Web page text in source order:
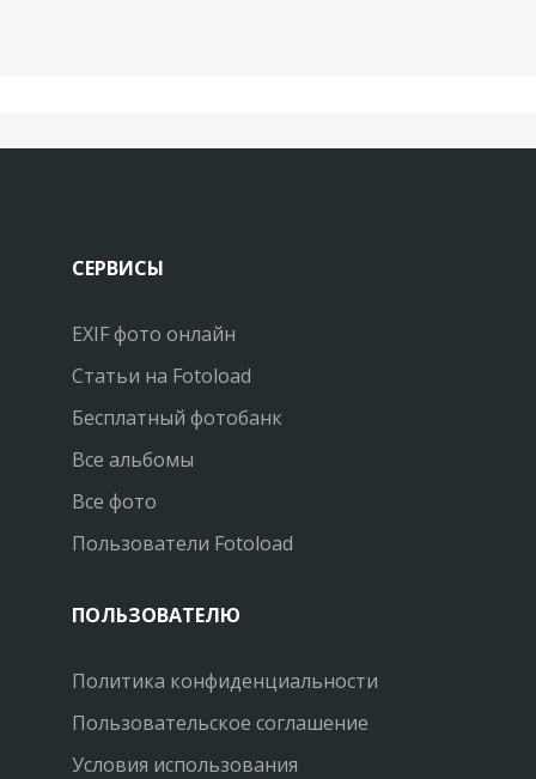
СЕРВИСЫ
EXIF фото онлайн
Статьи на Fotoload
Бесплатный фотобанк
Все альбомы
Все фото
Пользователи Fotoload
ПОЛЬЗОВАТЕЛЮ
Политика конфиденциальности
Пользовательское соглашение
Условия использования